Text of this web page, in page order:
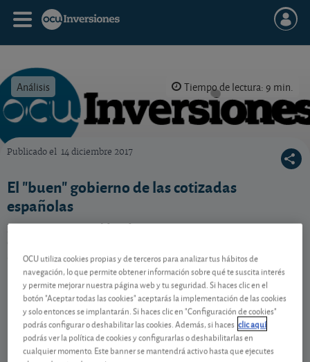
Análisis Tiempo de lectura: 9 min.
Publicado el 14 diciembre 2017
El "buen" gobierno de las cotizadas
españolas
Emisiones a espaldas de sus accionistas, gestores
aún tienen muchas asignaturas pendientes.
Contenido reservado a SOCIOS
Gestiona tu dinero con visión
OCU utiliza cookies propias y de terceros para analizar tus hábitos de
navegación, lo que permite obtener información sobre qué te suscita interés
y permite mejorar nuestra página web y tu seguridad. Si haces clic en el
botón "Aceptar todas las cookies" aceptarás la implementación de las cookies
y solo entonces se implantarán. Si haces clic en "Configuración de cookies"
podrás configurar o deshabilitar las cookies. Además, si haces clic aquí
podrás ver la política de cookies y configurarlas o deshabilitarlas en
cualquier momento. Este banner se mantendrá activo hasta que ejecutes